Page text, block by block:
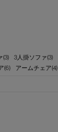
(3) 3人掛ソファ(3)
(6) アームチェア(4)